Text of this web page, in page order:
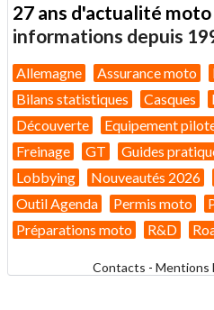
27 ans d'actualité moto
informations depuis
Allemagne Assurance moto
Bilans statistiques
Casques
Découverte
Equipement
Freinage
GT Guides
Lobbying
Nouveautés 2026
Outil Agenda
Permis moto
Préparations moto
R&D
Contacts - Mentions